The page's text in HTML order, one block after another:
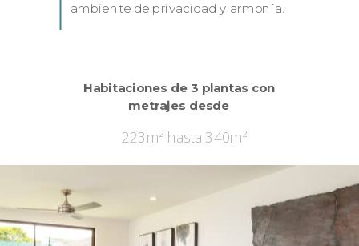
ambiente de privacidad y armonía.
Habitaciones de 3 plantas con
metrajes desde
223m² hasta 340m²